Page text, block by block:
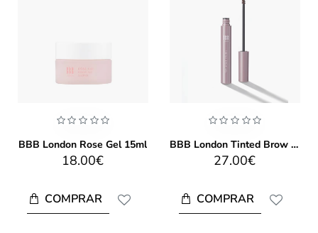
BBB London Rose Gel 15ml
18.00€
COMPRAR
BBB London Tinted Brow Gel 4ml
27.00€
COMPRAR